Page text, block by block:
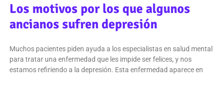
Los motivos por los que algunos
ancianos sufren depresión
Muchos pacientes piden ayuda a los especialistas en salud mental
para tratar una enfermedad que les impide ser felices, y nos
estamos refiriendo a la depresión. Esta enfermedad aparece en